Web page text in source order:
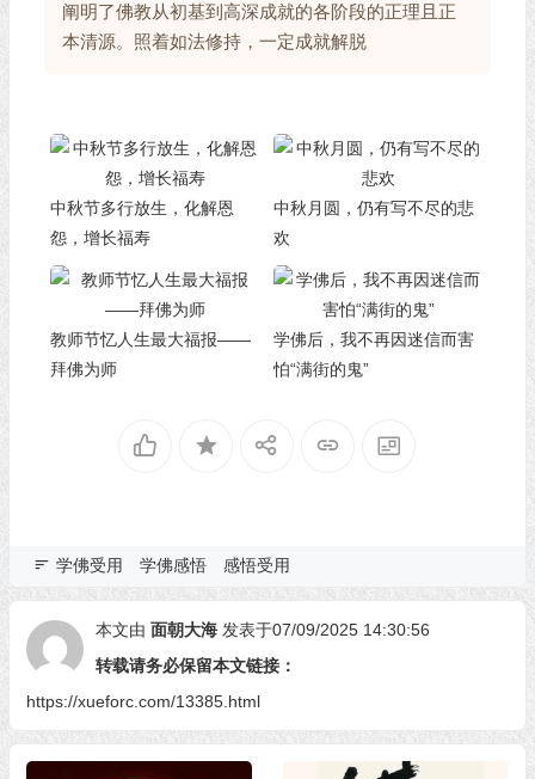
阐明了佛教从初基到高深成就的各阶段的正理且正
本清源。照着如法修持，一定成就解脱
中秋节多行放生，化解恩
怨，增长福寿
中秋月圆，仍有写不尽的悲
欢
教师节忆人生最大福报——
拜佛为师
学佛后，我不再因迷信而害
怕“满街的鬼”
学佛受用 学佛感悟 感悟受用
本文由 面朝大海 发表于07/09/2025 14:30:56
转载请务必保留本文链接：
https://xueforc.com/13385.html